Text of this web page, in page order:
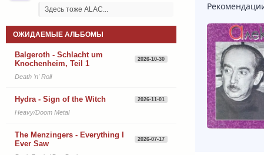
Здесь тоже ALAC...
ОЖИДАЕМЫЕ АЛЬБОМЫ
Balgeroth - Schlacht um
Knochenheim, Teil 1
2026-10-30
Death 'n' Roll
Hydra - Sign of the Witch 2026-11-01
Heavy/Doom Metal
The Menzingers - Everything I
Ever Saw
2026-07-17